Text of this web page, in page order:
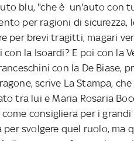
blu, "che è un'auto con
per ragioni di sicurezza,
per brevi tragitti, magari
con la Isoardi? E poi con la
con la De Biase,
scrive La Stampa,
tra lui e Maria Rosaria
consigliera per i
per svolgere quel ruolo, ma